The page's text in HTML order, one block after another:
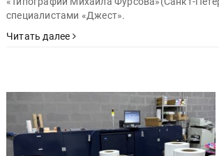
специалистами «Джест».
Читать далее